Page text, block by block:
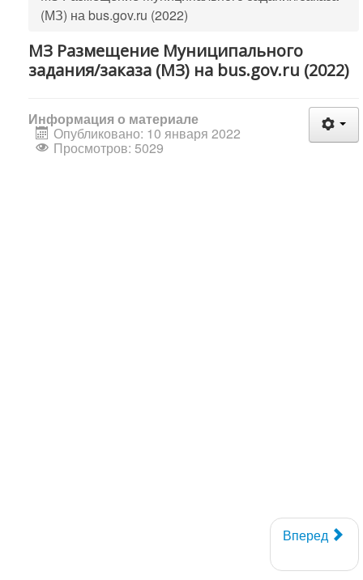
(МЗ) на bus.gov.ru (2022)
МЗ Размещение Муниципального
задания/заказа (МЗ) на bus.gov.ru (2022)
Информация о материале
Опубликовано: 10 января 2022
Просмотров: 5029
Вперед